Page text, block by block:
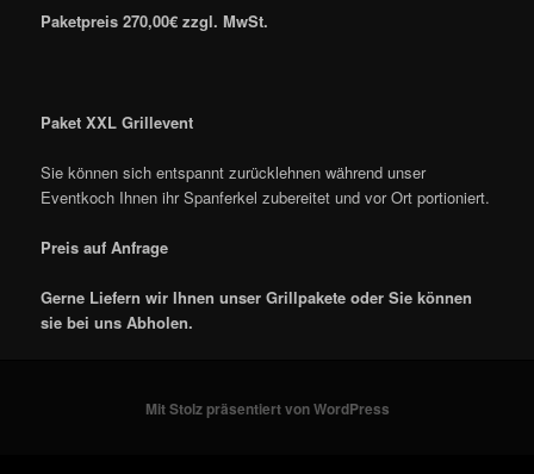
Paketpreis 270,00€ zzgl. MwSt.
Paket XXL Grillevent
Sie können sich entspannt zurücklehnen während unser
Eventkoch Ihnen ihr Spanferkel zubereitet und vor Ort portioniert.
Preis auf Anfrage
Gerne Liefern wir Ihnen unser Grillpakete oder Sie können
sie bei uns Abholen.
Mit Stolz präsentiert von WordPress